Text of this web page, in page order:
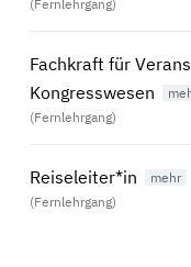
(Fernlehrgang)
Fachkraft für
Kongresswesen
(Fernlehrgang)
Reiseleiter*in
(Fernlehrgang)